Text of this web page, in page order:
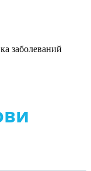
заболеваний